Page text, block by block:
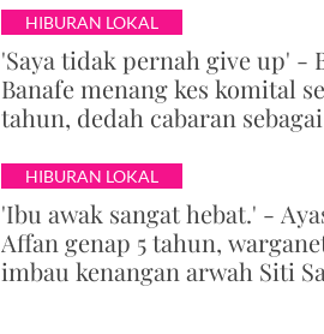
HIBURAN LOKAL
'Saya tidak pernah give up' -
Banafe menang kes komital
tahun, dedah cabaran
HIBURAN LOKAL
'Ibu awak sangat hebat.' -
Affan genap 5 tahun,
imbau kenangan arwah Siti